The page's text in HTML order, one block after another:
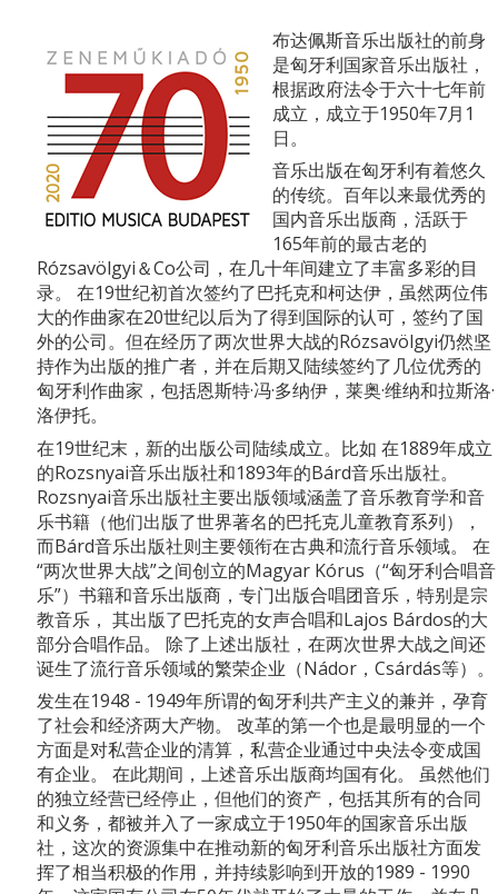
布达佩斯音乐出版社的前身
是匈牙利国家音乐出版社，
根据政府法令于六十七年前
成立，成立于1950年7月1
日。
音乐出版在匈牙利有着悠久
的传统。百年以来最优秀的
国内音乐出版商，活跃于
165年前的最古老的
Rózsavölgyi＆Co公司，在几十年间建立了丰富多彩的目
录。 在19世纪初首次签约了巴托克和柯达伊，虽然两位伟
大的作曲家在20世纪以后为了得到国际的认可，签约了国
外的公司。但在经历了两次世界大战的Rózsavölgyi仍然坚
持作为出版的推广者，并在后期又陆续签约了几位优秀的
匈牙利作曲家，包括恩斯特·冯·多纳伊，莱奥·维纳和拉斯洛·
洛伊托。
在19世纪末，新的出版公司陆续成立。比如 在1889年成立
的Rozsnyai音乐出版社和1893年的Bárd音乐出版社。
Rozsnyai音乐出版社主要出版领域涵盖了音乐教育学和音
乐书籍（他们出版了世界著名的巴托克儿童教育系列），
而Bárd音乐出版社则主要领衔在古典和流行音乐领域。 在
“两次世界大战”之间创立的Magyar Kórus（“匈牙利合唱音
乐”）书籍和音乐出版商，专门出版合唱团音乐，特别是宗
教音乐， 其出版了巴托克的女声合唱和Lajos Bárdos的大
部分合唱作品。 除了上述出版社，在两次世界大战之间还
诞生了流行音乐领域的繁荣企业（Nádor，Csárdás等）。
发生在1948 - 1949年所谓的匈牙利共产主义的兼并，孕育
了社会和经济两大产物。 改革的第一个也是最明显的一个
方面是对私营企业的清算，私营企业通过中央法令变成国
有企业。 在此期间，上述音乐出版商均国有化。 虽然他们
的独立经营已经停止，但他们的资产，包括其所有的合同
和义务，都被并入了一家成立于1950年的国家音乐出版
社，这次的资源集中在推动新的匈牙利音乐出版社方面发
挥了相当积极的作用，并持续影响到开放的1989 - 1990